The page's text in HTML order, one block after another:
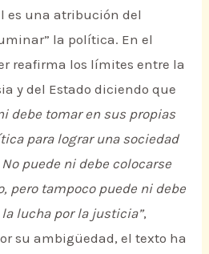
es una atribución del
la política. En el
reafirma los límites entre la
y del Estado diciendo que
debe tomar en sus propias
para lograr una sociedad
puede ni debe colocarse
pero tampoco puede ni debe
lucha por la justicia”,
su ambigüedad, el texto ha